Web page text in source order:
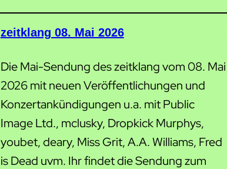
zeitklang 08. Mai 2026
Die Mai-Sendung des zeitklang vom 08. Mai
2026 mit neuen Veröffentlichungen und
Konzertankündigungen u.a. mit Public
Image Ltd., mclusky, Dropkick Murphys,
youbet, deary, Miss Grit, A.A. Williams, Fred
is Dead uvm. Ihr findet die Sendung zum